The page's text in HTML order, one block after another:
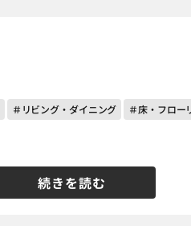
続きを読む
＃リビング・ダイニング ＃床・フロー